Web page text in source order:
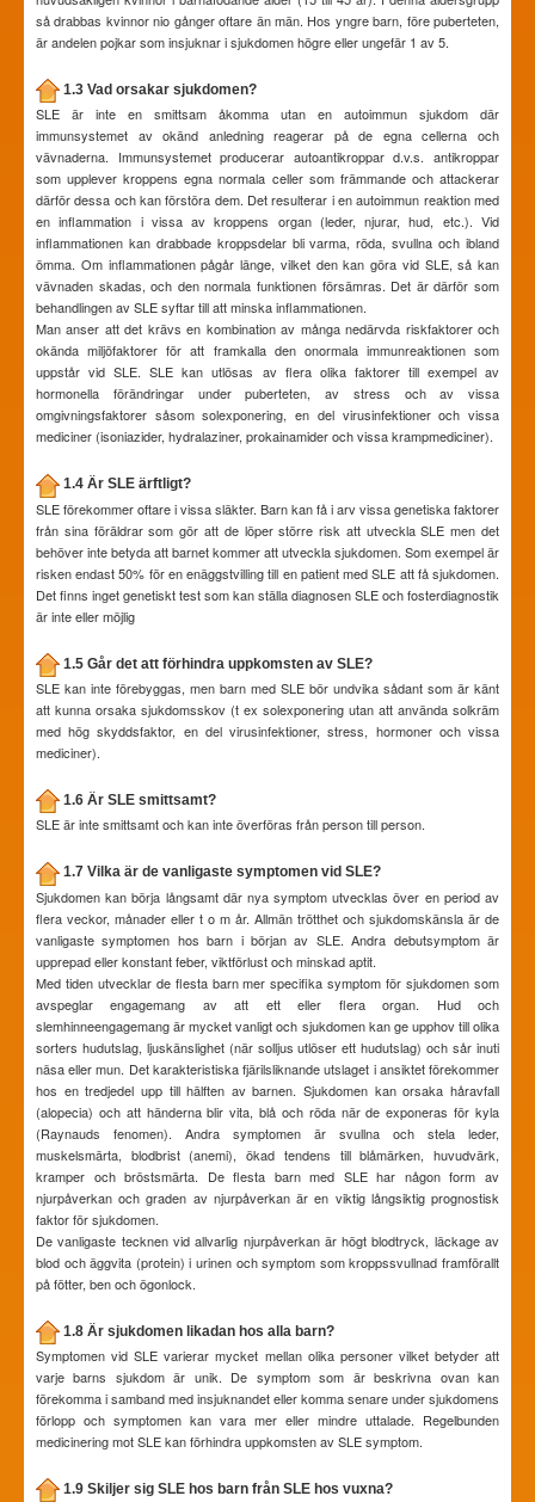
så drabbas kvinnor nio gånger oftare än män. Hos yngre barn, före puberteten,
är andelen pojkar som insjuknar i sjukdomen högre eller ungefär 1 av 5.
1.3 Vad orsakar sjukdomen?
SLE är inte en smittsam åkomma utan en autoimmun sjukdom där
immunsystemet av okänd anledning reagerar på de egna cellerna och
vävnaderna. Immunsystemet producerar autoantikroppar d.v.s. antikroppar
som upplever kroppens egna normala celler som främmande och attackerar
därför dessa och kan förstöra dem. Det resulterar i en autoimmun reaktion med
en inflammation i vissa av kroppens organ (leder, njurar, hud, etc.). Vid
inflammationen kan drabbade kroppsdelar bli varma, röda, svullna och ibland
ömma. Om inflammationen pågår länge, vilket den kan göra vid SLE, så kan
vävnaden skadas, och den normala funktionen försämras. Det är därför som
behandlingen av SLE syftar till att minska inflammationen.
Man anser att det krävs en kombination av många nedärvda riskfaktorer och
okända miljöfaktorer för att framkalla den onormala immunreaktionen som
uppstår vid SLE. SLE kan utlösas av flera olika faktorer till exempel av
hormonella förändringar under puberteten, av stress och av vissa
omgivningsfaktorer såsom solexponering, en del virusinfektioner och vissa
mediciner (isoniazider, hydralaziner, prokainamider och vissa krampmediciner).
1.4 Är SLE ärftligt?
SLE förekommer oftare i vissa släkter. Barn kan få i arv vissa genetiska faktorer
från sina föräldrar som gör att de löper större risk att utveckla SLE men det
behöver inte betyda att barnet kommer att utveckla sjukdomen. Som exempel är
risken endast 50% för en enäggstvilling till en patient med SLE att få sjukdomen.
Det finns inget genetiskt test som kan ställa diagnosen SLE och fosterdiagnostik
är inte eller möjlig
1.5 Går det att förhindra uppkomsten av SLE?
SLE kan inte förebyggas, men barn med SLE bör undvika sådant som är känt
att kunna orsaka sjukdomsskov (t ex solexponering utan att använda solkräm
med hög skyddsfaktor, en del virusinfektioner, stress, hormoner och vissa
mediciner).
1.6 Är SLE smittsamt?
SLE är inte smittsamt och kan inte överföras från person till person.
1.7 Vilka är de vanligaste symptomen vid SLE?
Sjukdomen kan börja långsamt där nya symptom utvecklas över en period av
flera veckor, månader eller t o m år. Allmän trötthet och sjukdomskänsla är de
vanligaste symptomen hos barn i början av SLE. Andra debutsymptom är
upprepad eller konstant feber, viktförlust och minskad aptit.
Med tiden utvecklar de flesta barn mer specifika symptom för sjukdomen som
avspeglar engagemang av att ett eller flera organ. Hud och
slemhinneengagemang är mycket vanligt och sjukdomen kan ge upphov till olika
sorters hudutslag, ljuskänslighet (när solljus utlöser ett hudutslag) och sår inuti
näsa eller mun. Det karakteristiska fjärilsliknande utslaget i ansiktet förekommer
hos en tredjedel upp till hälften av barnen. Sjukdomen kan orsaka håravfall
(alopecia) och att händerna blir vita, blå och röda när de exponeras för kyla
(Raynauds fenomen). Andra symptomen är svullna och stela leder,
muskelsmärta, blodbrist (anemi), ökad tendens till blåmärken, huvudvärk,
kramper och bröstsmärta. De flesta barn med SLE har någon form av
njurpåverkan och graden av njurpåverkan är en viktig långsiktig prognostisk
faktor för sjukdomen.
De vanligaste tecknen vid allvarlig njurpåverkan är högt blodtryck, läckage av
blod och äggvita (protein) i urinen och symptom som kroppssvullnad framförallt
på fötter, ben och ögonlock.
1.8 Är sjukdomen likadan hos alla barn?
Symptomen vid SLE varierar mycket mellan olika personer vilket betyder att
varje barns sjukdom är unik. De symptom som är beskrivna ovan kan
förekomma i samband med insjuknandet eller komma senare under sjukdomens
förlopp och symptomen kan vara mer eller mindre uttalade. Regelbunden
medicinering mot SLE kan förhindra uppkomsten av SLE symptom.
1.9 Skiljer sig SLE hos barn från SLE hos vuxna?